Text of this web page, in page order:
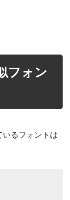
フォン
いるフォントは